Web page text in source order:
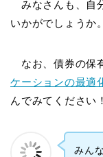
みなさんも、自
いかがでしょうか。
なお、債券の保
ケーションの最適
んでみてください！
みん